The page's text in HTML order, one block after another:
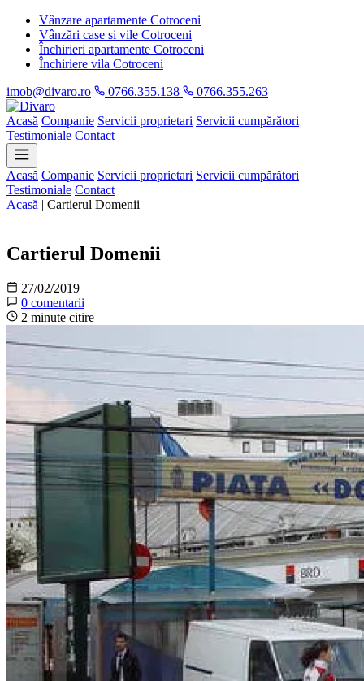
Vânzare apartamente Cotroceni
Vânzări case si vile Cotroceni
Închirieri apartamente Cotroceni
Închiriere vila Cotroceni
imob@divaro.ro
0766.355.138 0766.355.263
Acasă Companie Servicii proprietari Servicii cumpărători
Testimoniale Contact
Acasă Companie Servicii proprietari Servicii cumpărători
Testimoniale Contact
Acasă | Cartierul Domenii
Cartierul Domenii
27/02/2019
0 comentarii
2 minute citire